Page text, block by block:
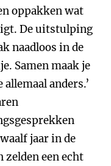
oppakken wat
De uitstulping
naadloos in de
Samen maak je
anders.’
jaar in de
een echt